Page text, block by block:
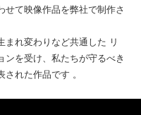
せて映像作品を弊社で制作さ
まれ変わりなど共通した リ
ンを受け、私たちが守るべき
れた作品です 。